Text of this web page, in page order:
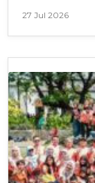
27 Jul 2026